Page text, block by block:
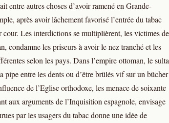
autres choses d’avoir ramené en Grande-
après avoir lâchement favorisé l’entrée du tabac
Les interdictions se multiplièrent, les victimes de
condamne les priseurs à avoir le nez tranché et les
selon les pays. Dans l’empire ottoman, le
entre les dents ou d’être brûlés vif sur un bûcher
de l’Eglise orthodoxe, les menace de soixante
aux arguments de l’Inquisition espagnole, envisage
par les usagers du tabac donne une idée de